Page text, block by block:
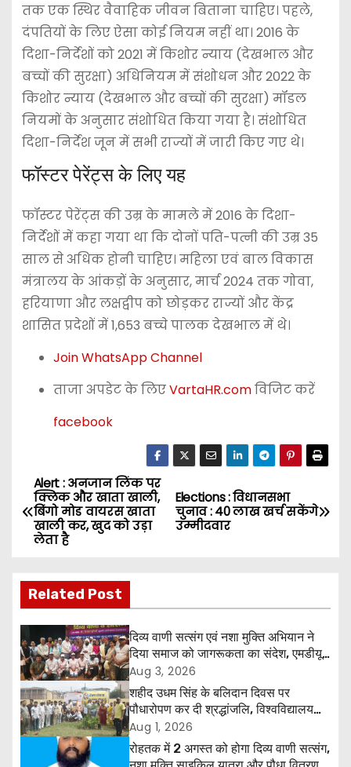
तक एक स्थिर वैवाहिक जीवन बिताना चाहिए। पहले,
दंपतियों के लिए ऐसा कोई नियम नहीं था। 2016 के
दिशा-निर्देशों को 2021 में किशोर न्याय (देखभाल और
बच्चों की सुरक्षा) अधिनियम में संशोधन और 2022 के
किशोर न्याय (देखभाल और बच्चों की सुरक्षा) मॉडल
नियमों के अनुसार संशोधित किया गया है। संशोधित
दिशा-निर्देश जून में सभी राज्यों में जारी किए गए थे।
फॉस्टर पेरेंट्स के लिए यह
फॉस्टर पेरेंट्स की उम्र के मामले में 2016 के दिशा-
निर्देशों में कहा गया था कि दोनों पति-पत्नी की उम्र 35
साल से अधिक होनी चाहिए। महिला एवं बाल विकास
मंत्रालय के आंकड़ों के अनुसार, मार्च 2024 तक गोवा,
हरियाणा और लक्षद्वीप को छोड़कर राज्यों और केंद्र
शासित प्रदेशों में 1,653 बच्चे पालक देखभाल में थे।
Join WhatsApp Channel
ताजा अपडेट के लिएVartaHR.comविजिट करें
facebook
P
o
t
n
a
v
i
Elections : विधानसभा
चुनाव : 40 लाख खर्च सकेंगे
उम्मीदवार
Alert : अनजान लिंक पर
क्लिक और खाता खाली,
बिंगो मोड वायरस खाता
खाली कर, खुद को उड़ा
लेता है
Related Post
दिव्य वाणी सत्संग एवं नशा मुक्ति अभियान ने
दिया समाज को जागरूकता का संदेश, एमडीयू
रोहतक में हजारों लोगों ने लिया संकल्प
Aug 3, 2026
शहीद उधम सिंह के बलिदान दिवस पर
पौधारोपण कर दी श्रद्धांजलि, विश्वविद्यालय
और राजपत्रित अवकाश बहाल करने की उठी
मांग
Aug 1, 2026
रोहतक में 2 अगस्त को होगा दिव्य वाणी सत्संग,